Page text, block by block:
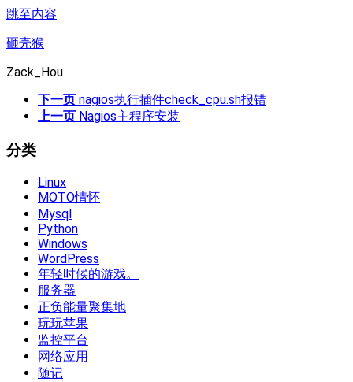
跳至内容
砸壳猴
Zack_Hou
下一页 nagios执行插件check_cpu.sh报错
上一页 Nagios主程序安装
分类
Linux
MOTO情怀
Mysql
Python
Windows
WordPress
年轻时候的游戏。
服务器
正负能量聚集地
玩玩苹果
监控平台
网络应用
随记